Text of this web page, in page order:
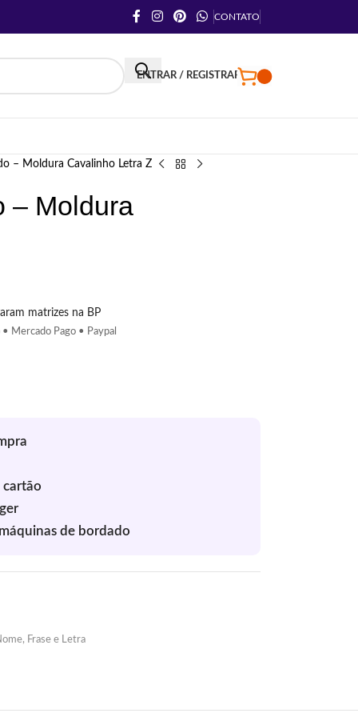
CONTATO
ENTRAR / REGISTRAR
– Moldura Cavalinho Letra Z
– Moldura
matrizes na BP
Mercado Pago • Paypal
Frase e Letra